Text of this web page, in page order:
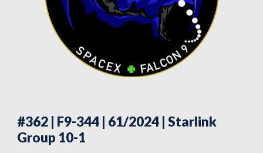
#362 | F9-344 | 61/2024 | Starlink
Group 10-1